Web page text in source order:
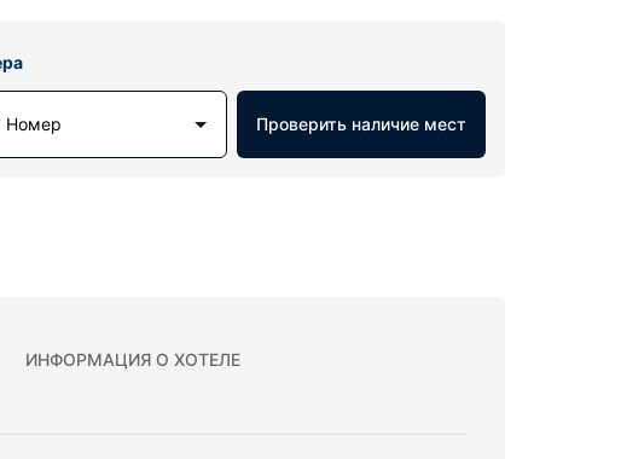
Номер Проверить наличие мест
ИНФОРМАЦИЯ О ХОТЕЛЕ